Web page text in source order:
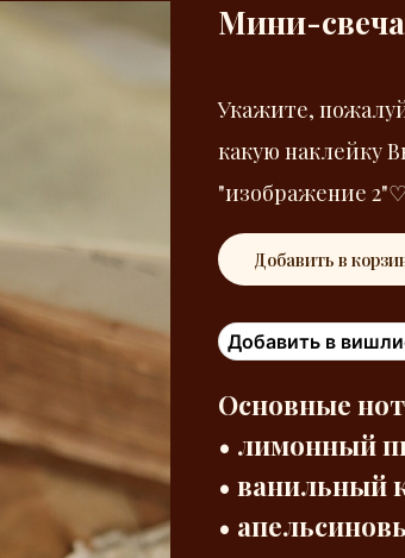
Мини-
Укажите,
какую наклейку
"изображение 2"♡
Добавить в
Добавить в
Основные
• лимонный
• ванильный
•